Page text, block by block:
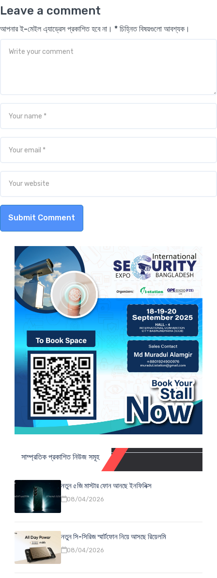
Leave a comment
আপনার ই-মেইল এ্যাড্রেস প্রকাশিত হবে না। * চিহ্নিত বিষয়গুলো আবশ্যক।
Submit Comment
সাম্প্রতিক প্রকাশিত নিউজ সমূহ
নতুন ৫জি মাস্টার ফোন আনছে ইনফিনিক্স
08/04/2026
নতুন সি-সিরিজ স্মার্টফোন নিয়ে আসছে রিয়েলমি
08/04/2026